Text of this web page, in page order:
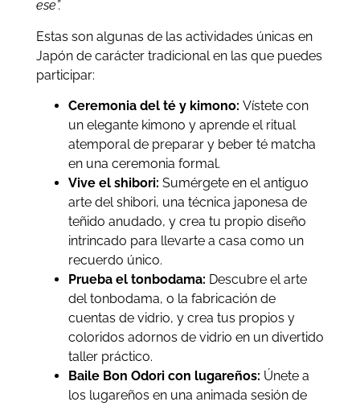
ese”.
Estas son algunas de las actividades únicas en
Japón de carácter tradicional en las que puedes
participar:
Ceremonia del té y kimono: Vístete con
un elegante kimono y aprende el ritual
atemporal de preparar y beber té matcha
en una ceremonia formal.
Vive el shibori: Sumérgete en el antiguo
arte del shibori, una técnica japonesa de
teñido anudado, y crea tu propio diseño
intrincado para llevarte a casa como un
recuerdo único.
Prueba el tonbodama: Descubre el arte
del tonbodama, o la fabricación de
cuentas de vidrio, y crea tus propios y
coloridos adornos de vidrio en un divertido
taller práctico.
Baile Bon Odori con lugareños: Únete a
los lugareños en una animada sesión de